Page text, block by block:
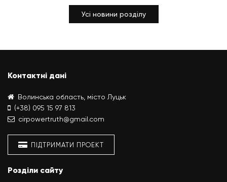
Усі новини розділу
Контактні дані
Волинська область, місто Луцьк
(+38) 095 15 97 813
cirpowertruth@gmail.com
ПІДТРИМАТИ ПРОЕКТ
Розділи сайту